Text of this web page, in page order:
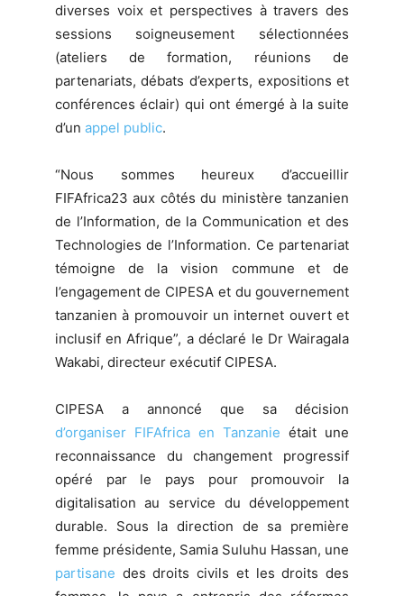
diverses voix et perspectives à travers des
sessions soigneusement sélectionnées
(ateliers de formation, réunions de
partenariats, débats d’experts, expositions et
conférences éclair) qui ont émergé à la suite
d’un appel public.
“Nous sommes heureux d’accueillir
FIFAfrica23 aux côtés du ministère tanzanien
de l’Information, de la Communication et des
Technologies de l’Information. Ce partenariat
témoigne de la vision commune et de
l’engagement de CIPESA et du gouvernement
tanzanien à promouvoir un internet ouvert et
inclusif en Afrique”, a déclaré le Dr Wairagala
Wakabi, directeur exécutif CIPESA.
CIPESA a annoncé que sa décision
d’organiser FIFAfrica en Tanzanie était une
reconnaissance du changement progressif
opéré par le pays pour promouvoir la
digitalisation au service du développement
durable. Sous la direction de sa première
femme présidente, Samia Suluhu Hassan, une
partisane des droits civils et les droits des